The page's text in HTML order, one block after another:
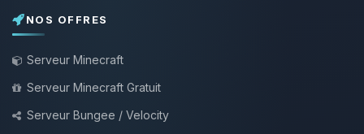
NOS OFFRES
Serveur Minecraft
Serveur Minecraft Gratuit
Serveur Bungee / Velocity